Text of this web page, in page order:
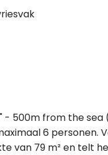
- 500m from the sea
6 personen.
van 79 m² en telt